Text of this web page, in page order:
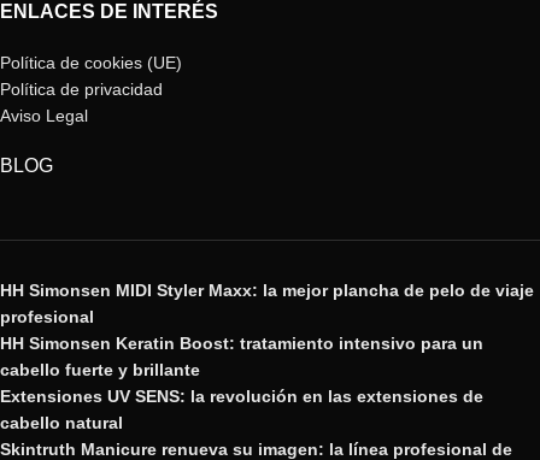
ENLACES DE INTERÉS
Política de cookies (UE)
Política de privacidad
Aviso Legal
BLOG
HH Simonsen MIDI Styler Maxx: la mejor plancha de pelo de viaje
profesional
HH Simonsen Keratin Boost: tratamiento intensivo para un
cabello fuerte y brillante
Extensiones UV SENS: la revolución en las extensiones de
cabello natural
Skintruth Manicure renueva su imagen: la línea profesional de